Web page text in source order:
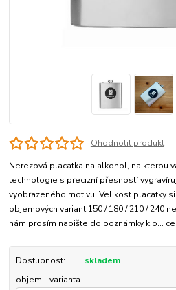
Ohodnotit produkt
Nerezová placatka na alkohol, na kterou
technologie s precizní přesností
vyobrazeného motivu. Velikost placatky
objemových variant 150 / 180 / 210 / 240
nám prosím napište do poznámky k o...
Dostupnost:
skladem
objem - varianta